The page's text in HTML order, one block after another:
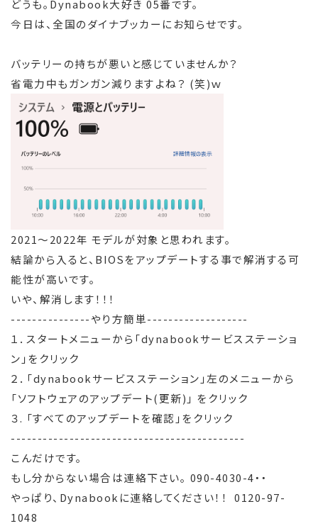
どうも。Dynabook大好き 05番です。
今日は、全国のダイナブッカーにお知らせです。
バッテリーの持ちが悪いと感じていませんか？
省電力中もガンガン減りますよね？ (笑)ｗ
2021～2022年 モデルが対象と思われます。
結論から入ると、BIOSをアップデートする事で解消する可
能性が高いです。
いや、解消します！！！
---------------やり方簡単-------------------
１．スタートメニューから「dynabookサービスステーショ
ン」をクリック
２．「dynabookサービスステーション」左のメニューから
「ソフトウェアのアップデート(更新)」 をクリック
３. 「すべてのアップデートを確認」をクリック
--------------------------------------------
こんだけです。
もし分からない場合は連絡下さい。 090-4030-4・・
やっぱり、Dynabookに連絡してください！！ 0120-97-
1048